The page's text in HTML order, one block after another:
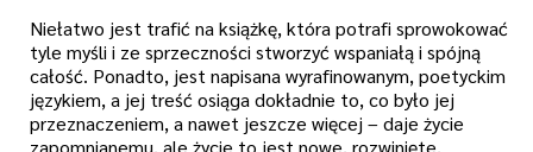
Niełatwo jest trafić na książkę, która potrafi sprowokować
tyle myśli i ze sprzeczności stworzyć wspaniałą i spójną
całość. Ponadto, jest napisana wyrafinowanym, poetyckim
językiem, a jej treść osiąga dokładnie to, co było jej
przeznaczeniem, a nawet jeszcze więcej – daje życie